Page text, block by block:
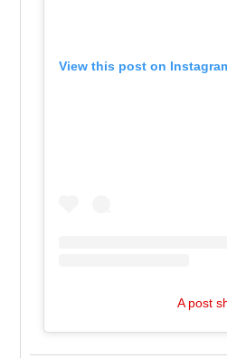
View this post on
A post